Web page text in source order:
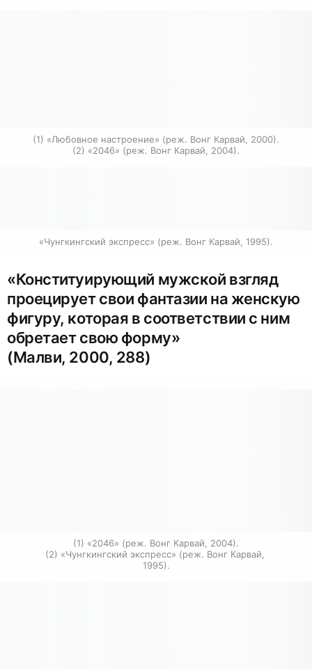
(1) «Любовное настроение» (реж. Вонг Карвай, 2000).
(2) «2046» (реж. Вонг Карвай, 2004).
«Чунгкингский экспресс» (реж. Вонг Карвай, 1995).
«Конституирующий мужской взгляд
проецирует свои фантазии на женскую
фигуру, которая в соответствии с ним
обретает свою форму»
(Малви, 2000, 288)
(1) «2046» (реж. Вонг Карвай, 2004).
(2) «Чунгкингский экспресс» (реж. Вонг Карвай,
1995).